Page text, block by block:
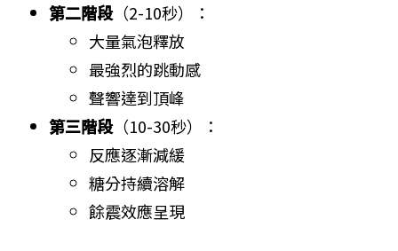
第二階段（2-10秒）：
大量氣泡釋放
最強烈的跳動感
聲響達到頂峰
第三階段（10-30秒）：
反應逐漸減緩
糖分持續溶解
餘震效應呈現